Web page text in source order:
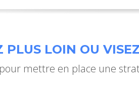
PLUS LOIN OU
mettre en place une